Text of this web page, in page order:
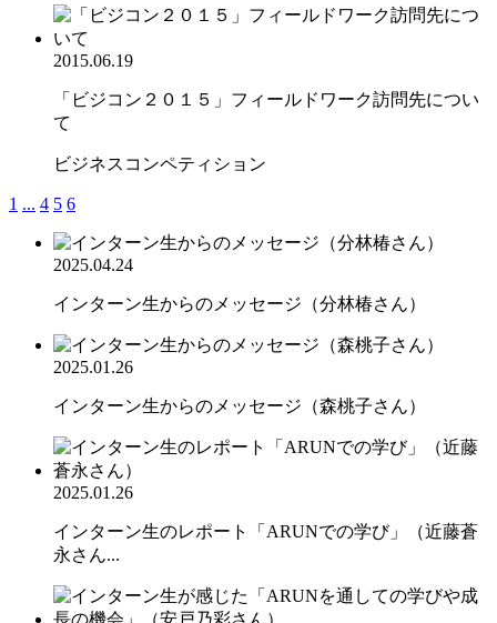
2015.06.19
「ビジコン２０１５」フィールドワーク訪問先につい
て
ビジネスコンペティション
1 ... 4 5 6
2025.04.24
インターン生からのメッセージ（分林椿さん）
2025.01.26
インターン生からのメッセージ（森桃子さん）
2025.01.26
インターン生のレポート「ARUNでの学び」（近藤蒼
永さん...